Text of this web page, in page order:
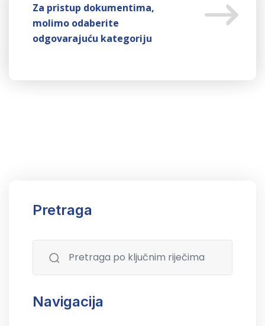
Za pristup dokumentima,
molimo odaberite
odgovarajuću kategoriju
Pretraga
Navigacija